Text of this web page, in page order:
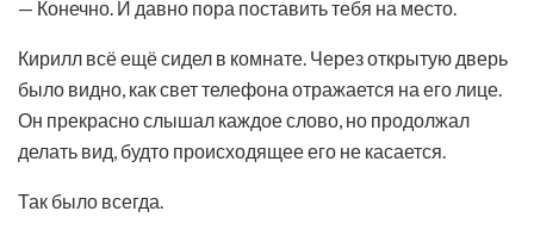
— Конечно. И давно пора поставить тебя на место.
Кирилл всё ещё сидел в комнате. Через открытую дверь
было видно, как свет телефона отражается на его лице.
Он прекрасно слышал каждое слово, но продолжал
делать вид, будто происходящее его не касается.
Так было всегда.